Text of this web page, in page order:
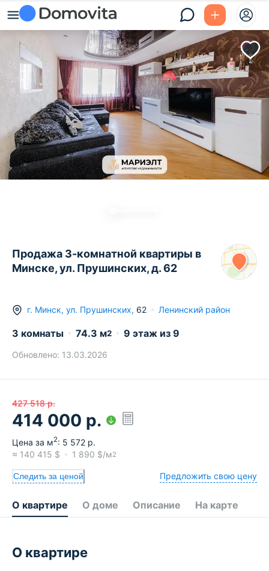
Продажа 3-комнатной квартиры в
Минске, ул. Прушинских, д. 62
г. Минск, ул. Прушинских, 62 Ленинский район
3 комнаты 74.3 м2 9 этаж из 9
Обновлено: 13.03.2026
427 518 р.
414 000 р.
Цена за м2: 5 572 р.
≈ 140 415 $ 1 890 $/м2
Следить за ценой Предложить свою цену
О квартире О доме Описание На карте
О квартире